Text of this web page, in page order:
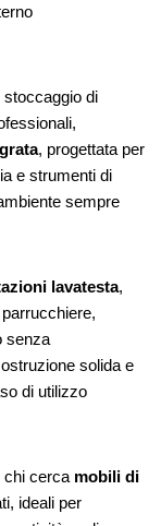
stoccaggio di
, progettata per
e strumenti di
sempre
lavatesta,
senza
solida e
di utilizzo
chi cerca mobili di
ideali per